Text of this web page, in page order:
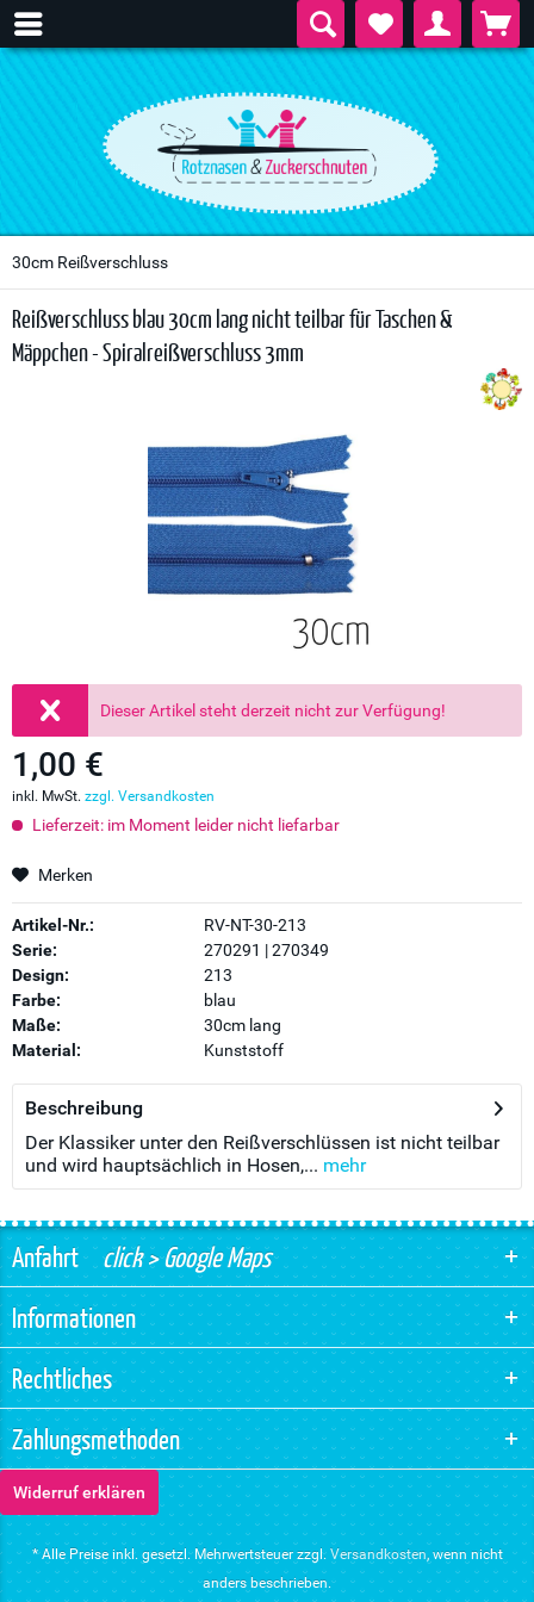
30cm Reißverschluss
Reißverschluss blau 30cm lang nicht teilbar für Taschen &
Mäppchen - Spiralreißverschluss 3mm
Dieser Artikel steht derzeit nicht zur Verfügung!
1,00 €
inkl. MwSt. zzgl. Versandkosten
Lieferzeit: im Moment leider nicht liefarbar
Merken
Artikel-Nr.:
RV-NT-30-213
Serie:
270291 | 270349
Design:
213
Farbe:
blau
Maße:
30cm lang
Material:
Kunststoff
Beschreibung
Der Klassiker unter den Reißverschlüssen ist nicht teilbar
und wird hauptsächlich in Hosen,... mehr
Anfahrtclick > Google Maps
Informationen
Rechtliches
Zahlungsmethoden
Widerruf erklären
* Alle Preise inkl. gesetzl. Mehrwertsteuer zzgl. Versandkosten, wenn nicht
anders beschrieben.